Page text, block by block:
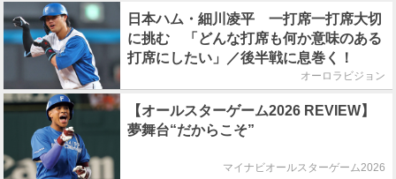
日本ハム・細川凌平 一打席一打席大切
に挑む 「どんな打席も何か意味のある
打席にしたい」／後半戦に息巻く！
オーロラビジョン
【オールスターゲーム2026 REVIEW】
夢舞台“だからこそ”
マイナビオールスターゲーム2026